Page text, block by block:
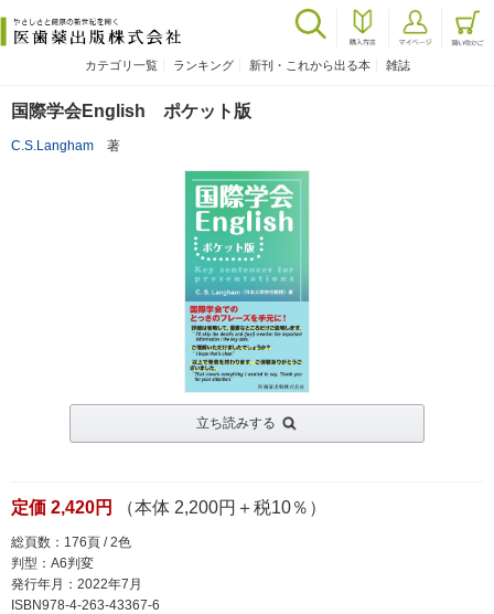
カテゴリ一覧 ランキング 新刊・これから出る本 雑誌
国際学会English ポケット版
C.S.Langham 著
立ち読みする
定価 2,420円 （本体 2,200円＋税10％）
総頁数：176頁 / 2色
判型：A6判変
発行年月：2022年7月
ISBN978-4-263-43367-6